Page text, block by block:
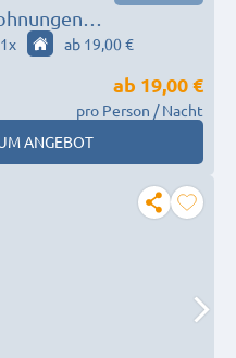
Alleinnutzung
1x ab 19,00 €
ab 19,00 €
pro Person / Nacht
ANGEBOT